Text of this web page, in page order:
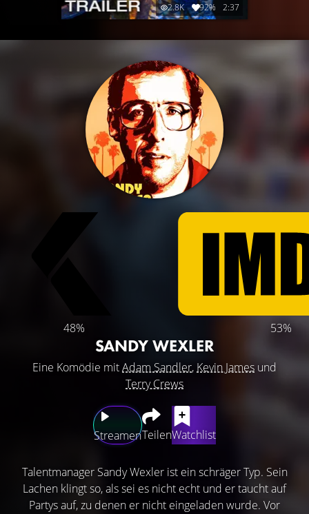
2.8K 92% 2:37
48% 53%
SANDY WEXLER
Eine Komödie mitAdam Sandler, Kevin James und
Terry Crews
StreamenTeilenWatchlist
Talentmanager Sandy Wexler ist ein schräger Typ. Sein
Lachen klingt so, als sei es nicht echt und er taucht auf
Partys auf, zu denen er nicht eingeladen wurde. Vor